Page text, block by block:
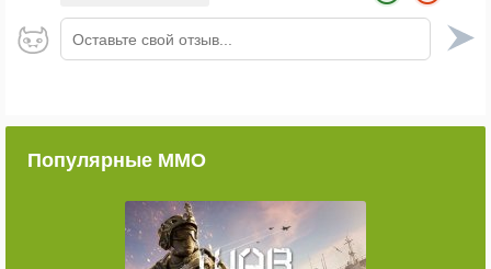
Оставьте свой отзыв...
Популярные ММО